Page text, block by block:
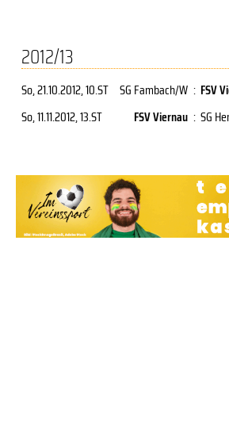
2012/13
So, 21.10.2012, 10.ST SG Fambach/W : FSV
So, 11.11.2012, 13.ST FSV Viernau : SG